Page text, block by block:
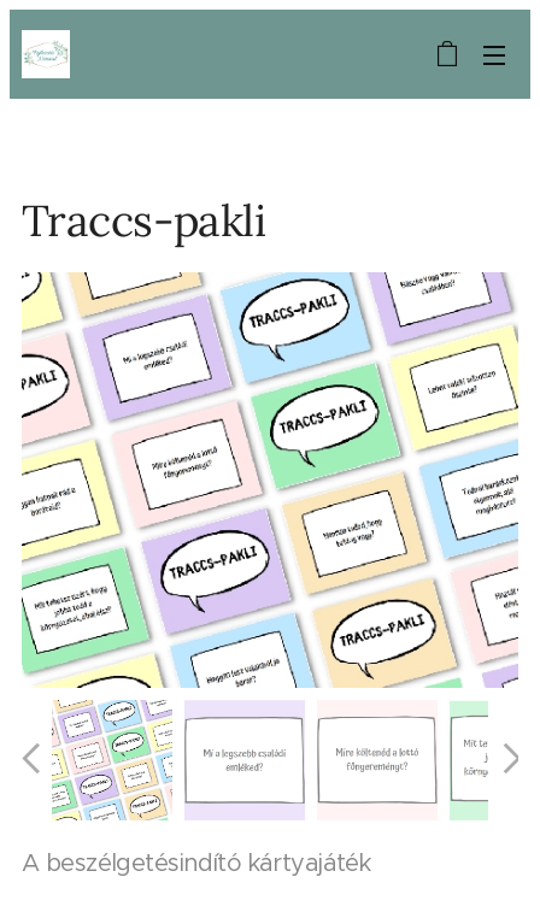
Traccs-pakli
A beszélgetésindító kártyajáték